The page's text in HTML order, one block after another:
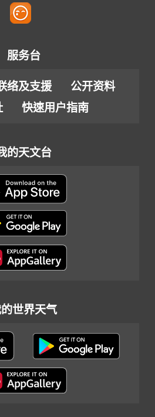
服务台
络及支援
公开资料
快速用户指南
的天文台
世界天气